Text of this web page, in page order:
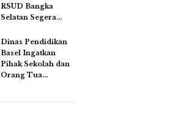
RSUD Bangka
Selatan Segera…
Dinas Pendidikan
Basel Ingatkan
Pihak Sekolah dan
Orang Tua…